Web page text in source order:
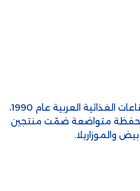
تأسست شركة الصناعات الغذائية العربية عام 1990،
متواضعة ضمّت منتجين
والموزاريلا.